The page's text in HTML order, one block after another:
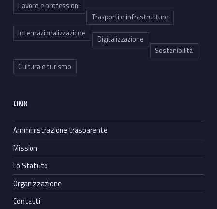
Lavoro e professioni
Trasporti e infrastrutture
Internazionalizzazione
Digitalizzazione
Sostenibilità
Cultura e turismo
LINK
Amministrazione trasparente
Mission
Lo Statuto
Organizzazione
Contatti